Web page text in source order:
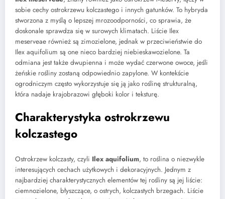
sobie cechy ostrokrzewu kolczastego i innych gatunków. To hybryda
stworzona z myślą o lepszej mrozoodporności, co sprawia, że
doskonale sprawdza się w surowych klimatach. Liście Ilex
meserveae również są zimozielone, jednak w przeciwieństwie do
Ilex aquifolium są one nieco bardziej niebieskawozielone. Ta
odmiana jest także dwupienna i może wydać czerwone owoce, jeśli
żeńskie rośliny zostaną odpowiednio zapylone. W kontekście
ogrodniczym często wykorzystuje się ją jako roślinę strukturalną,
która nadaje krajobrazowi głęboki kolor i teksturę.
Charakterystyka ostrokrzewu
kolczastego
Ostrokrzew kolczasty, czyli Ilex aquifolium, to roślina o niezwykle
interesujących cechach użytkowych i dekoracyjnych. Jednym z
najbardziej charakterystycznych elementów tej rośliny są jej liście:
ciemnozielone, błyszczące, o ostrych, kolczastych brzegach. Liście